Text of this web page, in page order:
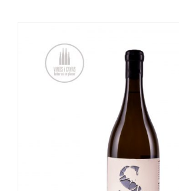
OPTIES SELECTEREN /